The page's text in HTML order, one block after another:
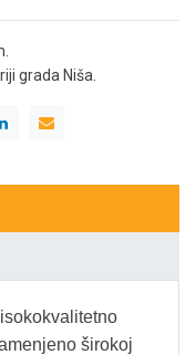
grada Niša.
širokoj